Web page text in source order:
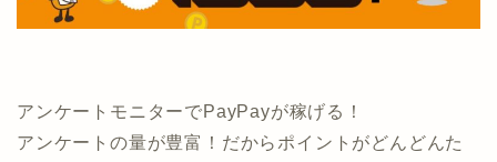
アンケートモニターでPayPayが稼げる！
アンケートの量が豊富！だからポイントがどんどんた